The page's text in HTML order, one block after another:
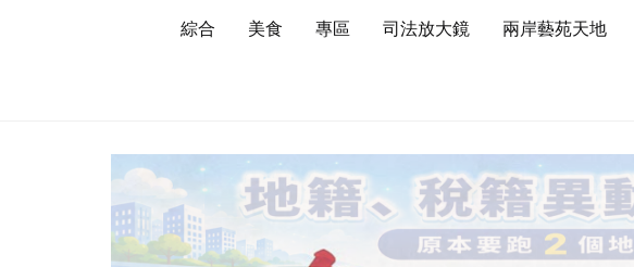
綜合 美食 專區 司法放大鏡 兩岸藝苑天地